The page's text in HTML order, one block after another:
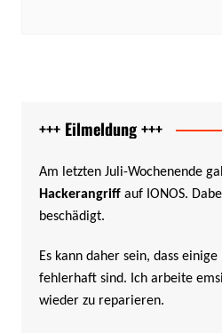
+++ Eilmeldung +++
Am letzten Juli-Wochenende
Hackerangriffauf IONOS.
beschädigt.
Es kann daher sein, dass
fehlerhaft sind. Ich arbeite
wieder zu reparieren.